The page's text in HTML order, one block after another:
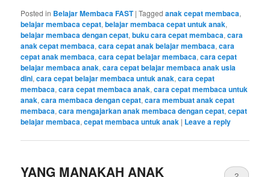
Posted in Belajar Membaca FAST |Tagged anak cepat membaca,
belajar membaca cepat,belajar membaca cepat untuk anak,
belajar membaca dengan cepat,buku cara cepat membaca,cara
anak cepat membaca,cara cepat anak belajar membaca,cara
cepat anak membaca,cara cepat belajar membaca,cara cepat
belajar membaca anak,cara cepat belajar membaca anak usia
dini,cara cepat belajar membaca untuk anak,cara cepat
membaca,cara cepat membaca anak,cara cepat membaca untuk
anak,cara membaca dengan cepat,cara membuat anak cepat
membaca,cara mengajarkan anak membaca dengan cepat,cepat
belajar membaca,cepat membaca untuk anak | Leave a reply
YANG MANAKAH ANAK